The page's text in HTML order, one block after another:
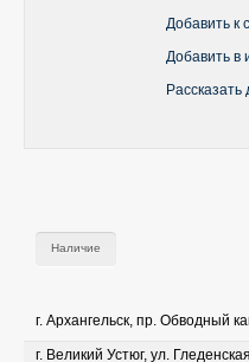
Добавить к
Добавить в
Рассказать
Наличие
г. Архангельск, пр. Обводный
г. Великий Устюг, ул.